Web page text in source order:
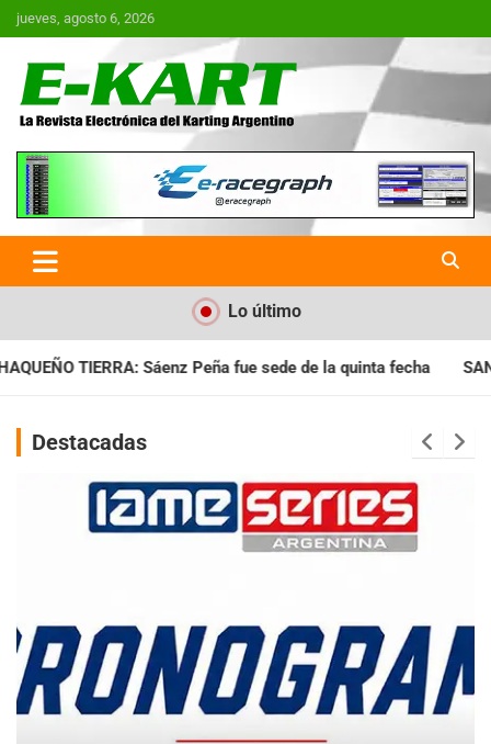
Saltar
al
jueves, agosto 6, 2026
E-Kart.com.ar | La Revista
Electrónica del Karting en
Argentina
Lo último
fue sede de la quinta fecha SANTIAGUEÑO: Se cumplió con
Destacadas